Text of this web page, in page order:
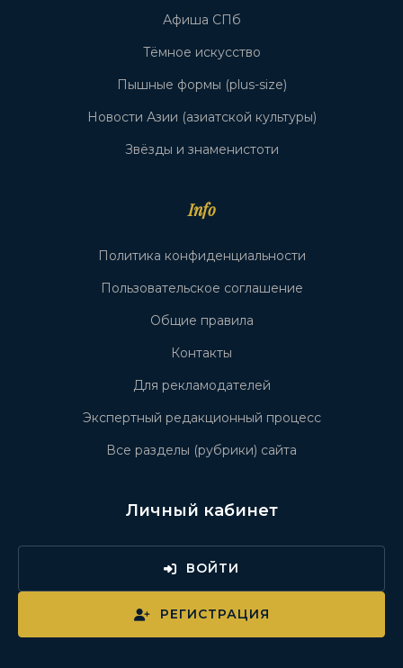
Афиша СПб
Тёмное искусство
Пышные формы (plus-size)
Новости Азии (азиатской культуры)
Звёзды и знаменистоти
Info
Политика конфиденциальности
Пользовательское соглашение
Общие правила
Контакты
Для рекламодателей
Экспертный редакционный процесс
Все разделы (рубрики) сайта
Личный кабинет
ВОЙТИ
РЕГИСТРАЦИЯ